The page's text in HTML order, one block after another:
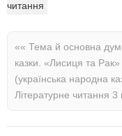
читання
«« Тема й основна
казки. «Лисиця та Рак»
(українська народна
Літературне читання 3